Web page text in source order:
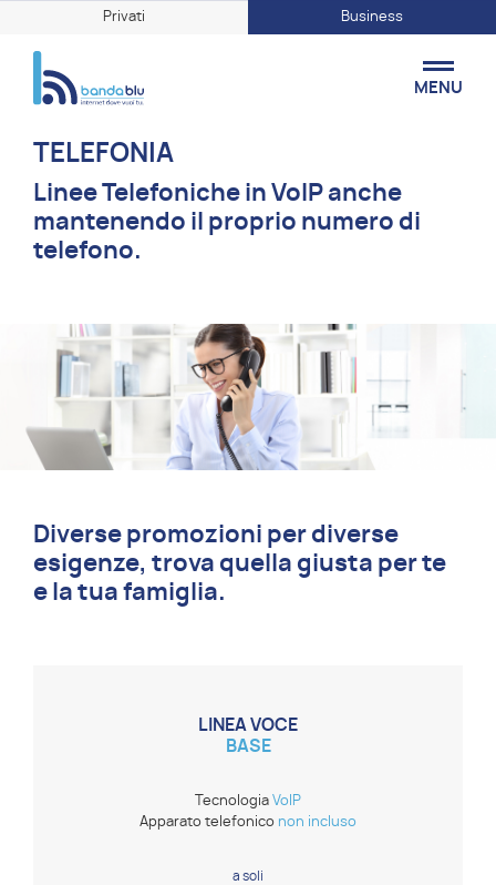
Privati Business
MENU
TELEFONIA
Linee Telefoniche in VoIP anche
mantenendo il proprio numero di
telefono.
Diverse promozioni per diverse
esigenze, trova quella giusta per te
e la tua famiglia.
LINEA VOCE
BASE
Tecnologia VoIP
Apparato telefonico non incluso
a soli